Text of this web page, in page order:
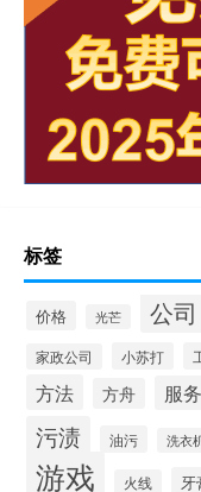
标签
价格 光芒 公司
家政公司 小苏打
方法 方舟 服
污渍 油污 洗衣
游戏 火线 牙